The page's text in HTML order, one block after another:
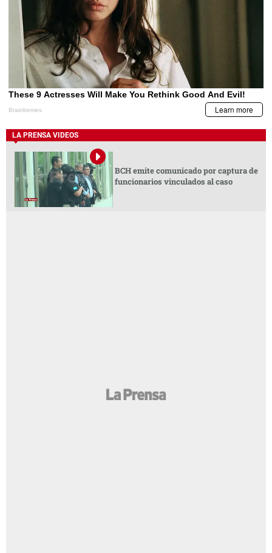
LA PRENSA VIDEOS
BCH emite comunicado por captura de
funcionarios vinculados al caso